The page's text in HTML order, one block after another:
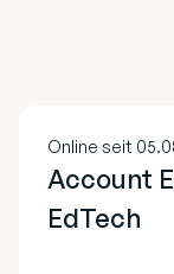
Online seit
Account
EdTech